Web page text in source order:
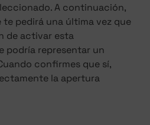
A continuación,
te pedirá una última vez que
de activar esta
podría representar un
confirmes que sí,
la apertura